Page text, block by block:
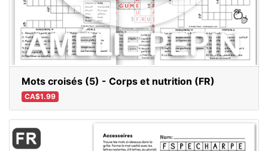
Mots croisés (5) - Corps et nutrition (FR)
CA$1.99